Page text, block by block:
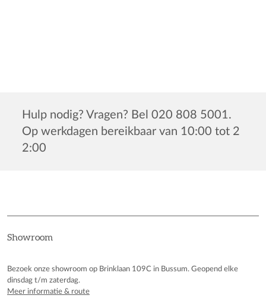
Hulp nodig? Vragen? Bel 020 808 5001.
Op werkdagen bereikbaar van 10:00 tot 2
2:00
Showroom
Bezoek onze showroom op Brinklaan 109C in Bussum. Geopend elke
dinsdag t/m zaterdag.
Meer informatie & route